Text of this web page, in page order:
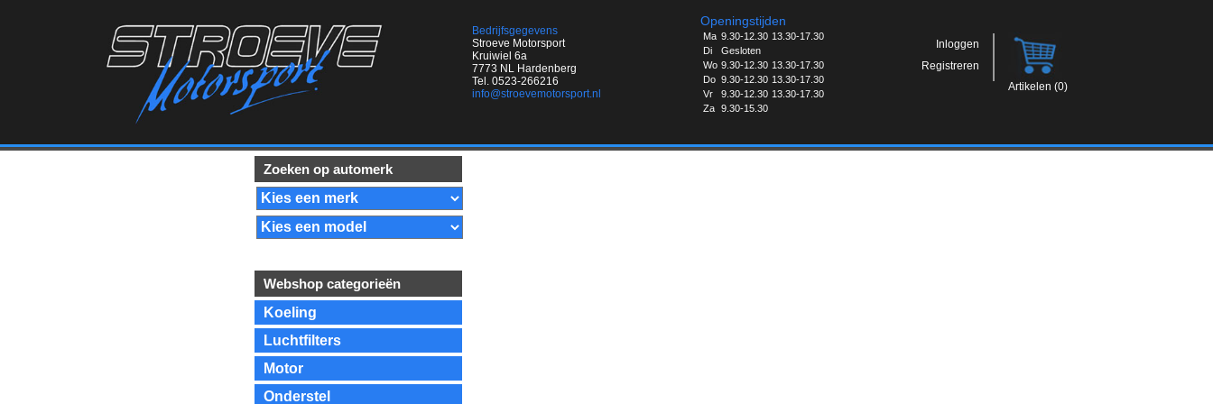
Bedrijfsgegevens
Stroeve Motorsport
Kruiwiel 6a
7773 NL Hardenberg
Tel. 0523-266216
info@stroevemotorsport.nl
Openingstijden
Ma 9.30-12.30 13.30-17.30
Di
Gesloten
Wo 9.30-12.30 13.30-17.30
Do 9.30-12.30 13.30-17.30
Vr
9.30-12.30 13.30-17.30
Za
9.30-15.30
Inloggen
Registreren
Artikelen (0)
Zoeken op automerk
Webshop categorieën
Koeling
Luchtfilters
Motor
Onderstel